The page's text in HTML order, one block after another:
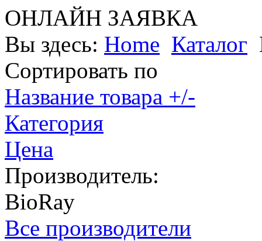
ОНЛАЙН ЗАЯВКА
Вы здесь: Home Каталог
Сортировать по
Название товара +/-
Категория
Цена
Производитель:
BioRay
Все производители